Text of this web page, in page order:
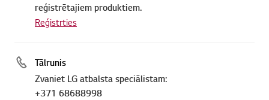
reģistrētajiem produktiem.
Reģistrties
Tālrunis
Zvaniet LG atbalsta speciālistam:
+371 68688998